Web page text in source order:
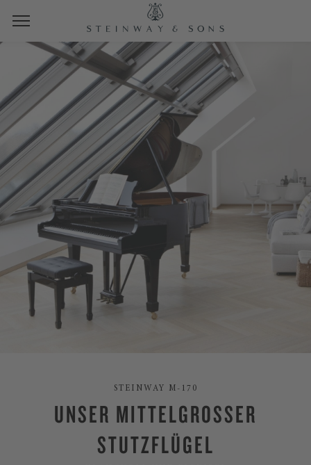
STEINWAY M-170
UNSER MITTELGROSSER
STUTZFLÜGEL